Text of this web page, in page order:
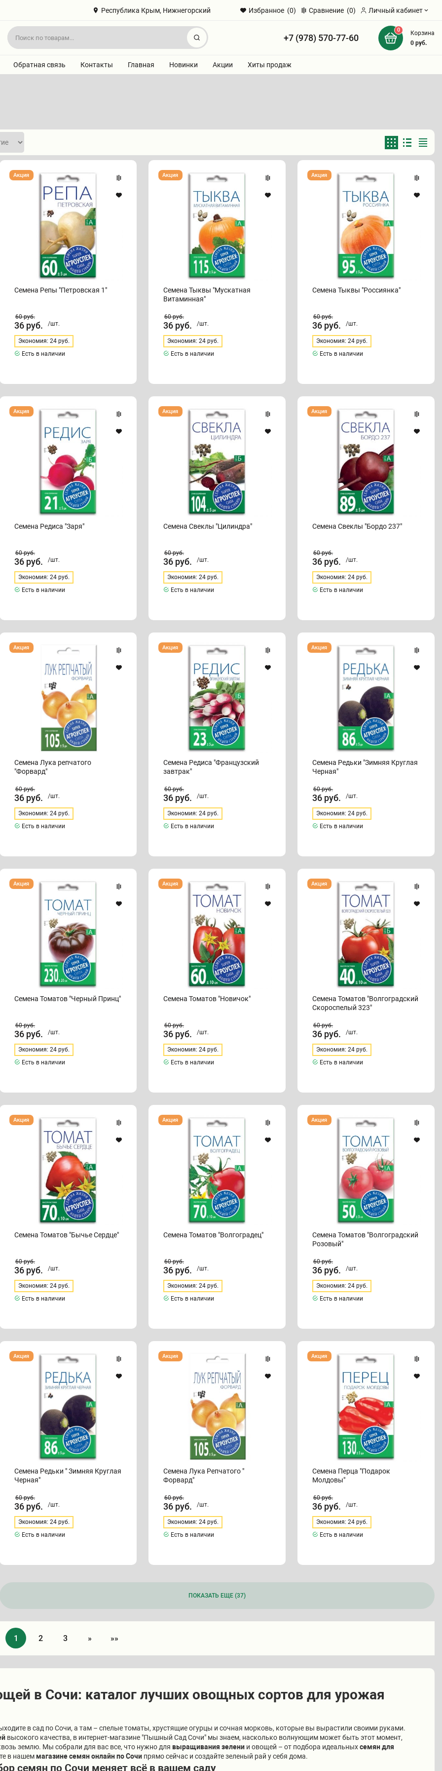
Республика Крым, Нижнегорский Избранное (0) Сравнение (0) Личный кабинет
Найти +7 (978) 570-77-60
0
Корзина
0руб.
Обратная связь Контакты Главная Новинки Акции Хиты продаж
Семена
Репы
"Петровская
Семена Репы "Петровская 1"
Акция
60руб.
36 руб. /шт.
Экономия: 24 руб.
Есть в наличии
Семена
Тыквы
Витаминная"
Семена Тыквы "Мускатная
Витаминная"
Акция
60руб.
36 руб. /шт.
Экономия: 24 руб.
Есть в наличии
Семена
Тыквы
Семена Тыквы "Россиянка"
Акция
60руб.
36 руб. /шт.
Экономия: 24 руб.
Есть в наличии
Семена
Редиса
Семена Редиса "Заря"
Акция
60руб.
36 руб. /шт.
Экономия: 24 руб.
Есть в наличии
Семена
Свеклы
Семена Свеклы "Цилиндра"
Акция
60руб.
36 руб. /шт.
Экономия: 24 руб.
Есть в наличии
Семена
Свеклы
Семена Свеклы "Бордо 237"
Акция
60руб.
36 руб. /шт.
Экономия: 24 руб.
Есть в наличии
Семена
Лука
Семена Лука репчатого
"Форвард"
Акция
60руб.
36 руб. /шт.
Экономия: 24 руб.
Есть в наличии
Семена
Редиса
Семена Редиса "Французский
завтрак"
Акция
60руб.
36 руб. /шт.
Экономия: 24 руб.
Есть в наличии
Семена
Редьки
Семена Редьки "Зимняя Круглая
Черная"
Акция
60руб.
36 руб. /шт.
Экономия: 24 руб.
Есть в наличии
Семена
Томатов
Семена Томатов "Черный Принц"
Акция
60руб.
36 руб. /шт.
Экономия: 24 руб.
Есть в наличии
Семена
Томатов
Семена Томатов "Новичок"
Акция
60руб.
36 руб. /шт.
Экономия: 24 руб.
Есть в наличии
Семена
Томатов
"Волгоградский
Семена Томатов "Волгоградский
Скороспелый 323"
Акция
60руб.
36 руб. /шт.
Экономия: 24 руб.
Есть в наличии
Семена
Томатов
Семена Томатов "Бычье Сердце"
Акция
60руб.
36 руб. /шт.
Экономия: 24 руб.
Есть в наличии
Семена
Томатов
Семена Томатов "Волгоградец"
Акция
60руб.
36 руб. /шт.
Экономия: 24 руб.
Есть в наличии
Семена
Томатов
Семена Томатов "Волгоградский
Розовый"
Акция
60руб.
36 руб. /шт.
Экономия: 24 руб.
Есть в наличии
Семена
Редьки
Семена Редьки " Зимняя Круглая
Черная"
Акция
60руб.
36 руб. /шт.
Экономия: 24 руб.
Есть в наличии
Семена
Лука
Семена Лука Репчатого "
Форвард"
Акция
60руб.
36 руб. /шт.
Экономия: 24 руб.
Есть в наличии
Семена
Перца
Семена Перца "Подарок
Молдовы"
Акция
60руб.
36 руб. /шт.
Экономия: 24 руб.
Есть в наличии
ПОКАЗАТЬ ЕЩЕ (37)
1 2 3 » »»
в Сочи: каталог лучших овощных сортов для урожая
в сад по Сочи, а там – спелые томаты, хрустящие огурцы и сочная морковь, которые вы вырастили своими руками.
высокого качества, в интернет-магазине "Пышный Сад Сочи" мы знаем, насколько волнующим может быть этот момент,
землю. Мы собрали для вас все, что нужно для выращивания зелени и овощей – от подбора идеальныхсемян для
в нашем магазине семян онлайн по Сочи прямо сейчас и создайте зеленый рай у себя дома.
семян по Сочи меняет всё в вашем саду